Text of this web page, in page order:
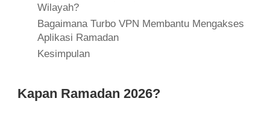
Wilayah?
Bagaimana Turbo VPN Membantu Mengakses
Aplikasi Ramadan
Kesimpulan
Kapan Ramadan 2026?